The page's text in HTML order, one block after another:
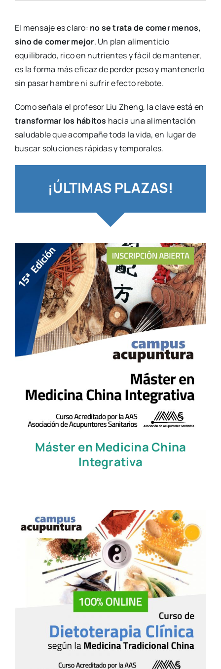
El mensaje es claro: no se trata de comer menos,
sino de comer mejor. Un plan alimenticio
equilibrado, rico en nutrientes y fácil de mantener,
es la forma más eficaz de perder peso y mantenerlo
sin pasar hambre ni sufrir efecto rebote.
Como señala el profesor Liu Zheng, la clave está en
transformar los hábitos hacia una alimentación
saludable que acompañe toda la vida, en lugar de
buscar soluciones rápidas y temporales.
¡ÚLTIMAS PLAZAS!
Máster en Medicina China
Integrativa